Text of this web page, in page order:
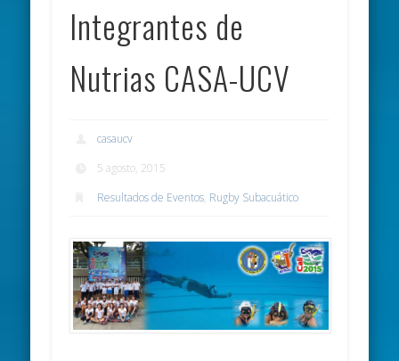
Integrantes de
Nutrias CASA-UCV
casaucv
5 agosto, 2015
Resultados de Eventos, Rugby Subacuático